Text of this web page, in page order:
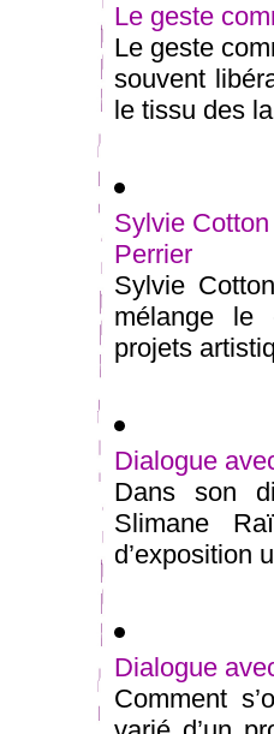
Le geste
Le geste
souvent
le tissu des
Sylvie
Perrier
Sylvie
mélange le
projets
Dialogue
Dans son
Slimane
d’exposition
Dialogue
Comment